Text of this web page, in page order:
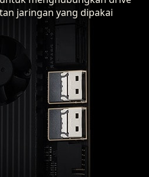
jaringan yang dipakai